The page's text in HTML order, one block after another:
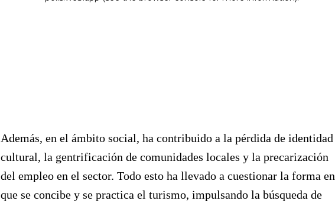
Además, en el ámbito social, ha contribuido a la pérdida de identidad
cultural, la gentrificación de comunidades locales y la precarización
del empleo en el sector. Todo esto ha llevado a cuestionar la forma en
que se concibe y se practica el turismo, impulsando la búsqueda de